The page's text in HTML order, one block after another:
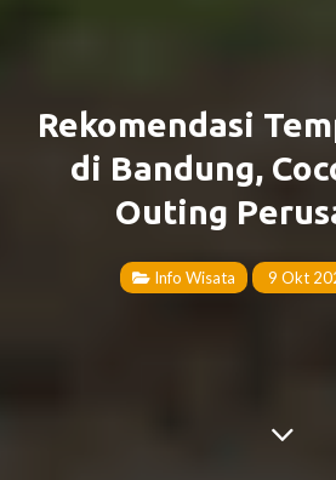
Rekomendasi
di Bandung,
Outing
Info Wisata 9 Okt